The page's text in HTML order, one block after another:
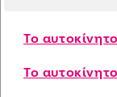
Το
Το